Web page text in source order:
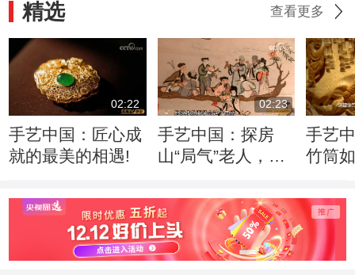
精选 查看更多
02:22
手艺中国：匠心成
就的最美的相遇!
02:23
手艺中国：探房
山“局气”老人，如
手艺
竹筒